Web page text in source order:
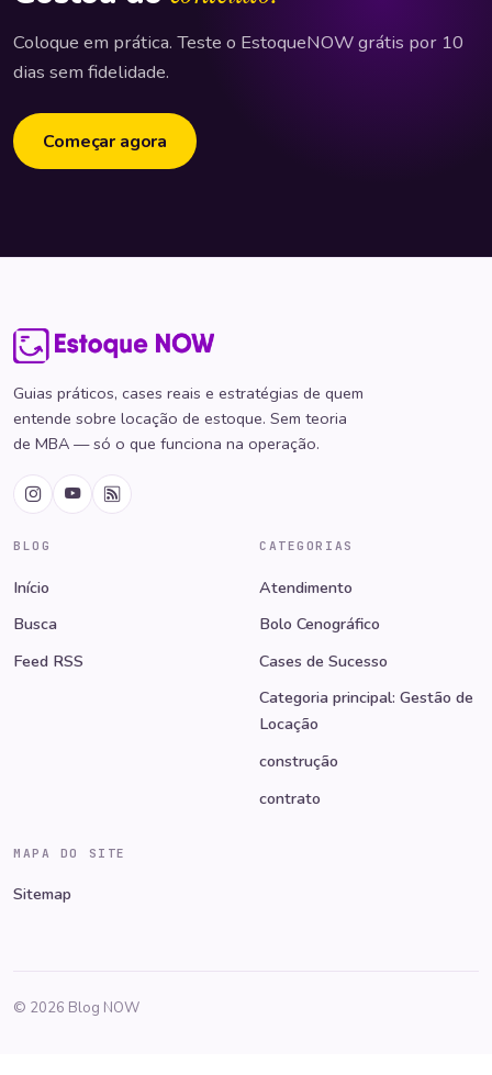
Coloque em prática. Teste o EstoqueNOW grátis por 10
dias sem fidelidade.
Começar agora
Guias práticos, cases reais e estratégias de quem
entende sobre locação de estoque. Sem teoria
de MBA — só o que funciona na operação.
BLOG
Início
Busca
Feed RSS
CATEGORIAS
Atendimento
Bolo Cenográfico
Cases de Sucesso
Categoria principal: Gestão de
Locação
construção
contrato
MAPA DO SITE
Sitemap
© 2026 Blog NOW